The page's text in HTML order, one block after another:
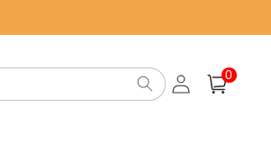
EinloggenWarenkorb
0
Artikel